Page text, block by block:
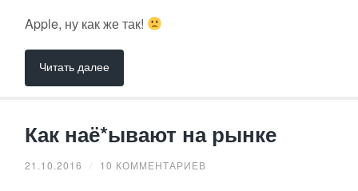
Apple, ну как же так!
Читать далее
Как наё*ывают на рынке
21.10.2016 10 КОММЕНТАРИЕВ